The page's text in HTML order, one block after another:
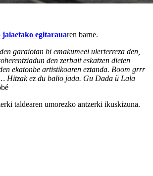
egitarauaren barne.
garaiotan bi emakumeei ulerterreza den,
den zerbait eskatzen dieten
ekatonbe artistikoaren eztanda. Boom grrr
Hitzak ez du balio jada. Gu Dada ü Lala
taldearen umorezko antzerki ikuskizuna.